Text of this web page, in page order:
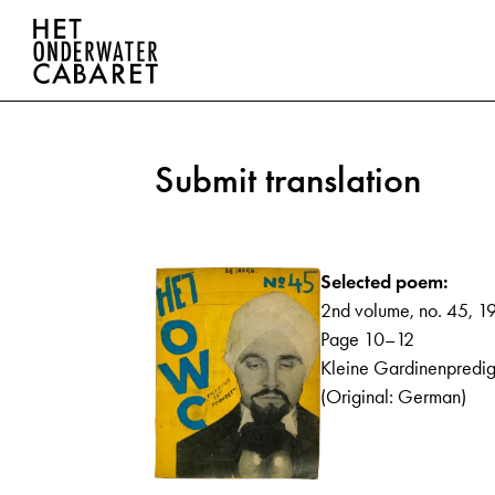
Submit translation
Selected poem:
2nd volume, no. 45,
Page 10–12
Kleine
(Original: German)